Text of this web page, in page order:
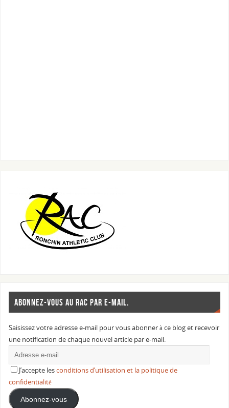
ABONNEZ-VOUS AU RAC PAR E-MAIL.
Saisissez votre adresse e-mail pour vous abonner à ce blog et recevoir
une notification de chaque nouvel article par e-mail.
J’accepte lesconditions d’utilisation et la politique de
confidentialité
Abonnez-vous